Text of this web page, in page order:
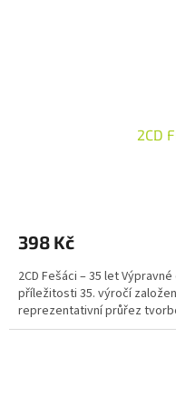
2CD
398 Kč
2CD Fešáci – 35 let
příležitosti 35. výročí
reprezentativní průřez